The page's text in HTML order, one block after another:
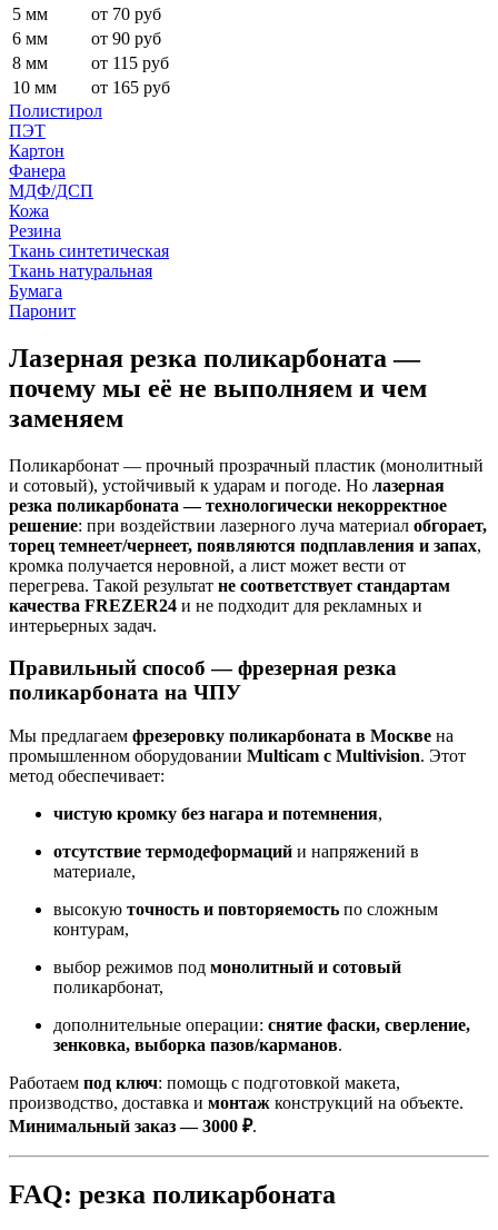
5 мм
от 70 руб
6 мм
от 90 руб
8 мм
от 115 руб
10 мм
от 165 руб
Полистирол
ПЭТ
Картон
Фанера
МДФ/ДСП
Кожа
Резина
Ткань синтетическая
Ткань натуральная
Бумага
Паронит
Лазерная резка поликарбоната —
почему мы её не выполняем и чем
заменяем
Поликарбонат — прочный прозрачный пластик (монолитный
и сотовый), устойчивый к ударам и погоде. Но лазерная
резка поликарбоната — технологически некорректное
решение: при воздействии лазерного луча материал обгорает,
торец темнеет/чернеет, появляются подплавления и запах,
кромка получается неровной, а лист может вести от
перегрева. Такой результат не соответствует стандартам
качества FREZER24 и не подходит для рекламных и
интерьерных задач.
Правильный способ — фрезерная резка
поликарбоната на ЧПУ
Мы предлагаем фрезеровку поликарбоната в Москве на
промышленном оборудовании Multicam с Multivision. Этот
метод обеспечивает:
чистую кромку без нагара и потемнения,
отсутствие термодеформаций и напряжений в
материале,
высокую точность и повторяемость по сложным
контурам,
выбор режимов под монолитный и сотовый
поликарбонат,
дополнительные операции: снятие фаски, сверление,
зенковка, выборка пазов/карманов.
Работаем под ключ: помощь с подготовкой макета,
производство, доставка и монтаж конструкций на объекте.
Минимальный заказ — 3000 ₽.
FAQ: резка поликарбоната